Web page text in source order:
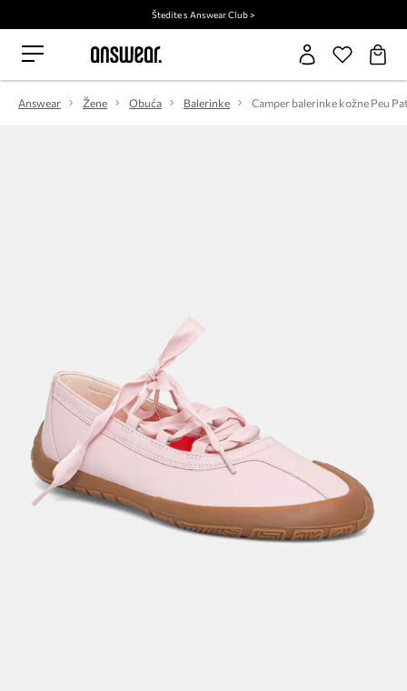
Štedite s Answear Club >
Answear Žene Obuća Balerinke Camper balerinke kožne Peu